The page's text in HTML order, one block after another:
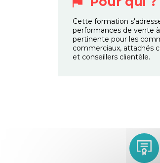
Cette formation
performances de vente
pertinente pour les
commerciaux, attachés
et conseillers clientèle.